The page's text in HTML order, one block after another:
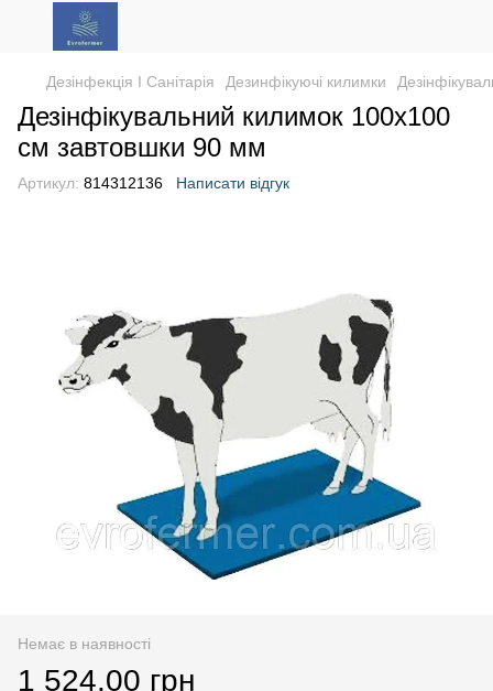
Дезінфекція І Санітарія Дезинфікуючі килимки
Дезінфікувальний килимок 100х100
см завтовшки 90 мм
Артикул: 814312136 Написати відгук
Немає в наявності
1 524.00 грн